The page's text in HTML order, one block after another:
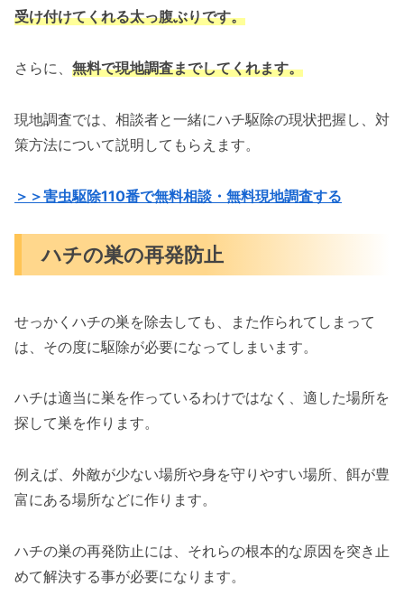
受け付けてくれる太っ腹ぶりです。
さらに、 無料で現地調査までしてくれます。
現地調査では、相談者と一緒にハチ駆除の現状把握し、対
策方法について説明してもらえます。
＞＞害虫駆除110番で無料相談・無料現地調査する
ハチの巣の再発防止
せっかくハチの巣を除去しても、また作られてしまって
は、その度に駆除が必要になってしまいます。
ハチは適当に巣を作っているわけではなく、適した場所を
探して巣を作ります。
例えば、外敵が少ない場所や身を守りやすい場所、餌が豊
富にある場所などに作ります。
ハチの巣の再発防止には、それらの根本的な原因を突き止
めて解決する事が必要になります。